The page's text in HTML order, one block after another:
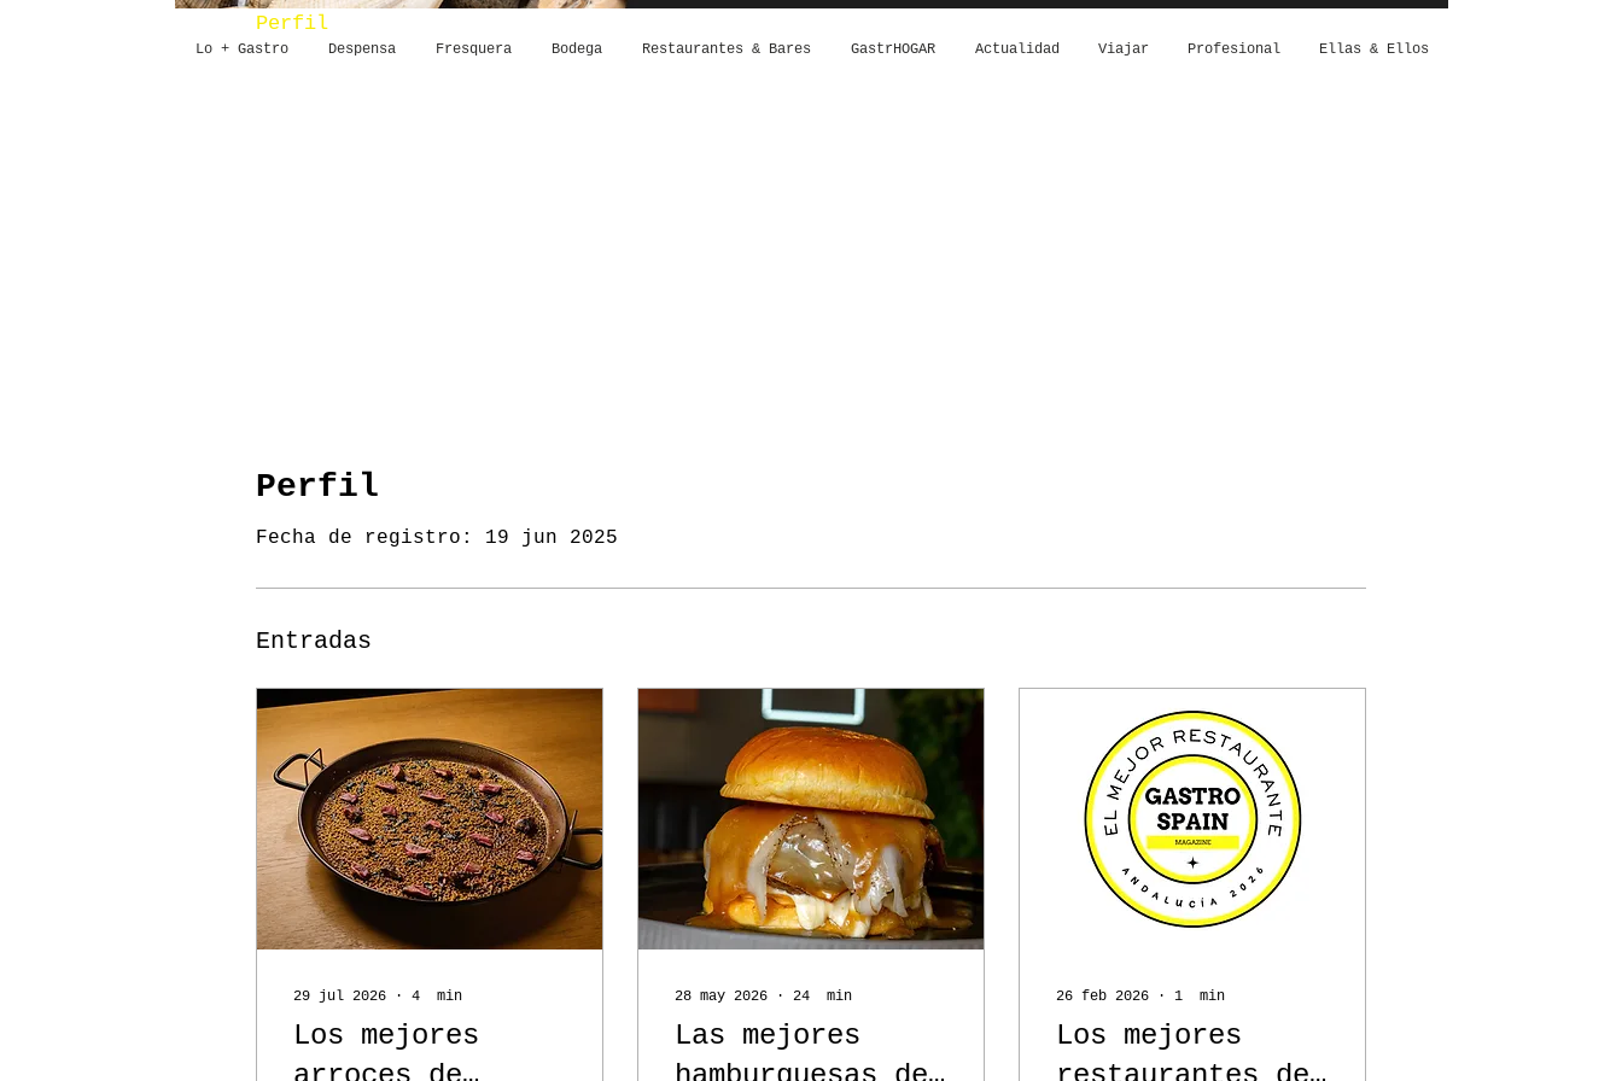
Lo + Gastro Despensa Fresquera Bodega Restaurantes & Bares GastrHOGAR Actualidad Viajar Profesional Ellas & Ellos
Perfil
Fecha de registro: 19 jun 2025
Entradas
29 jul 2026 ∙ 4 min
Los mejores
28 may 2026 ∙ 24 min
Las mejores
26 feb 2026 ∙ 1 min
Los mejores
Perfil